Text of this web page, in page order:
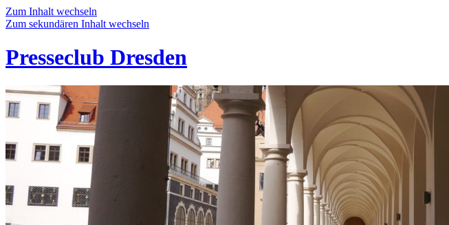
Zum Inhalt wechseln
Zum sekundären Inhalt wechseln
Presseclub Dresden